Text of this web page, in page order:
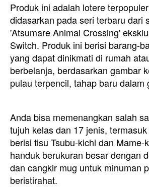
Produk ini adalah lotere
didasarkan pada seri terbaru dari
'Atsumare Animal Crossing'
Switch. Produk ini berisi barang-
yang dapat dinikmati di rumah
berbelanja, berdasarkan gambar
pulau terpencil, tahap baru dalam
Anda bisa memenangkan salah
tujuh kelas dan 17 jenis,
berisi tisu Tsubu-kichi dan Mame-
handuk berukuran besar dengan
dan cangkir mug untuk minuman
beristirahat.